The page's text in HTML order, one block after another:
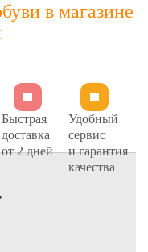
в магазине
Быстрая
доставка
от 2 дней
Удобный
сервис
и гарантия
качества